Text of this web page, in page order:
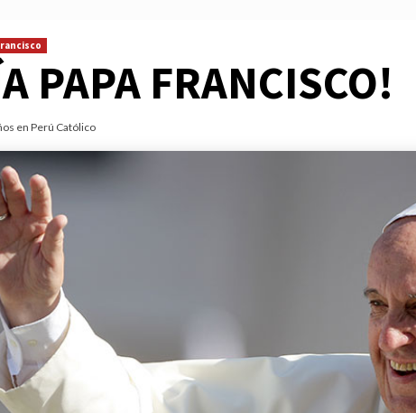
PAPA FRANCISCO!
en Perú Católico